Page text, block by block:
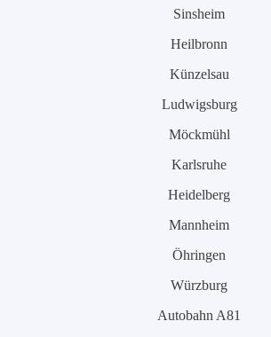
Sinsheim
Heilbronn
Künzelsau
Ludwigsburg
Möckmühl
Karlsruhe
Heidelberg
Mannheim
Öhringen
Würzburg
Autobahn A81